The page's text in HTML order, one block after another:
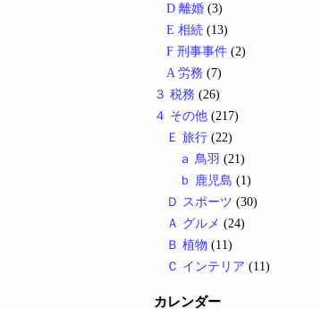
D 離婚 (3)
E 相続 (13)
F 刑事事件 (2)
A 労務 (7)
３ 税務 (26)
４ その他 (217)
Ｅ 旅行 (22)
ａ 鳥羽 (21)
ｂ 鹿児島 (1)
Ｄ スポーツ (30)
Ａ グルメ (24)
Ｂ 植物 (11)
Ｃ インテリア (11)
カレンダー